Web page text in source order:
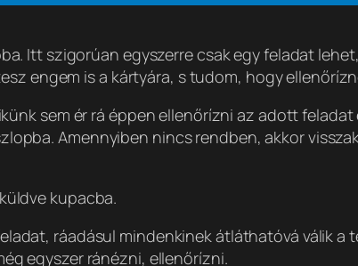
Itt szigorúan egyszerre csak egy feladat
engem is a kártyára, s tudom, hogy
sem ér rá éppen ellenőrízni az adott feladat
Amennyiben nincs rendben, akkor
kupacba.
ráadásul mindenkinek átláthatóvá válik a
egyszer ránézni, ellenőrízni.